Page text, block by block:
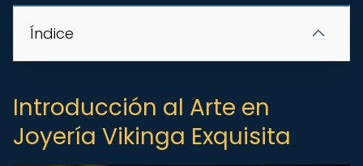
Índice
Introducción al Arte en
Joyería Vikinga Exquisita